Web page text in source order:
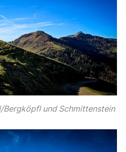
und Schmittenstein